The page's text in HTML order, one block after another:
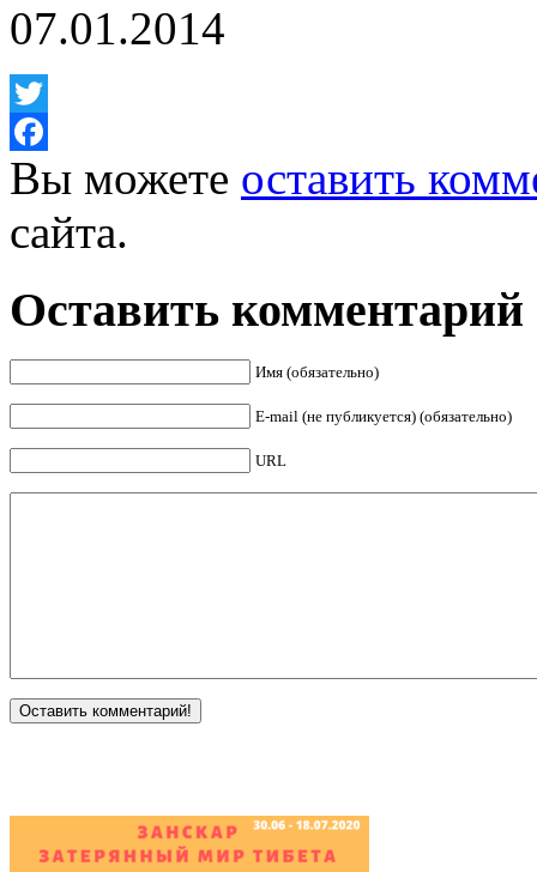
07.01.2014
Twitter
Facebook
Вы можете оставить
сайта.
Оставить комментарий
Имя (обязательно)
E-mail (не публикуется) (обязательно)
URL